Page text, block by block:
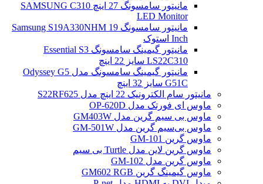
مانیتور سامسونگ 27 اینچ SAMSUNG C310
LED Monitor
مانیتور سامسونگ Samsung S19A330NHM 19
Inch استوک
مانیتور گیمینگ سامسونگ Essential S3
LS22C310 سایز 22 اینچ
مانیتور گیمینگ سامسونگ مدل Odyssey G5
G51C سایز 32 اینچ
مانیتور سام الکترونیک 22 اینچ مدل S22RF625
ماوس ای فورتک مدل OP-620D
ماوس بی سیم گرین مدل GM403W
ماوس بی‌سیم گرین مدل GM-501W
ماوس گرین GM-101
ماوس گرین لاین مدل Turtle بی سیم
ماوس گرین مدل GM-102
ماوس گیمینگ گرین GM602 RGB